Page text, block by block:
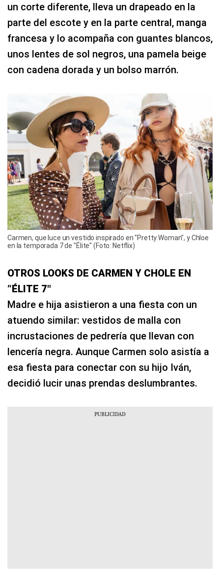
un corte diferente, lleva un drapeado en la
parte del escote y en la parte central, manga
francesa y lo acompaña con guantes blancos,
unos lentes de sol negros, una pamela beige
con cadena dorada y un bolso marrón.
Carmen, que luce un vestido inspirado en "Pretty Woman", y Chloe
en la temporada 7 de "Élite" (Foto: Netflix)
OTROS LOOKS DE CARMEN Y CHOLE EN
“ÉLITE 7″
Madre e hija asistieron a una fiesta con un
atuendo similar: vestidos de malla con
incrustaciones de pedrería que llevan con
lencería negra. Aunque Carmen solo asistía a
esa fiesta para conectar con su hijo Iván,
decidió lucir unas prendas deslumbrantes.